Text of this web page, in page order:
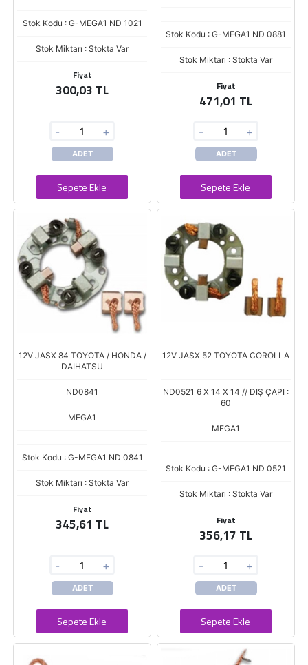
Stok Kodu : G-MEGA1 ND 1021
Stok Miktarı : Stokta Var
Fiyat
300,03 TL
- +
ADET
Sepete Ekle
Stok Kodu : G-MEGA1 ND 0881
Stok Miktarı : Stokta Var
Fiyat
471,01 TL
- +
ADET
Sepete Ekle
12V JASX 84 TOYOTA / HONDA /
DAIHATSU
ND0841
MEGA1
Stok Kodu : G-MEGA1 ND 0841
Stok Miktarı : Stokta Var
Fiyat
345,61 TL
- +
ADET
Sepete Ekle
12V JASX 52 TOYOTA COROLLA
ND0521 6 X 14 X 14 // DIŞ ÇAPI :
60
MEGA1
Stok Kodu : G-MEGA1 ND 0521
Stok Miktarı : Stokta Var
Fiyat
356,17 TL
- +
ADET
Sepete Ekle